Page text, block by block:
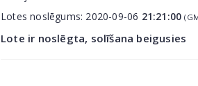
Lotes noslēgums: 2020-09-06 21:21:00
Lote ir noslēgta, solīšana beigusies